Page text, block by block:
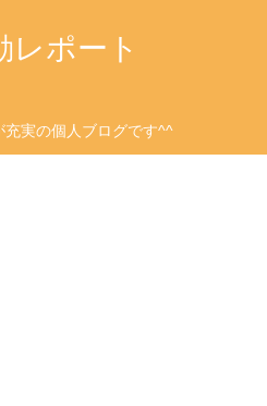
レポート
実の個人ブログです^^